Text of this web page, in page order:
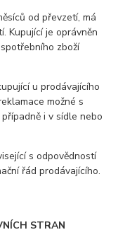
od převzetí, má
Kupující je oprávněn
zboží
u prodávajícího
možné s
i v sídle nebo
s odpovědností
řád prodávajícího.
STRAN